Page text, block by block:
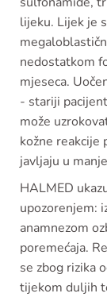
lijeku. Lijek je
nedostatkom
mjeseca.
- stariji
može
kožne reakcije
javljaju u
HALMED
upozorenjem:
anamnezom
poremećaja.
se zbog rizika
tijekom duljih